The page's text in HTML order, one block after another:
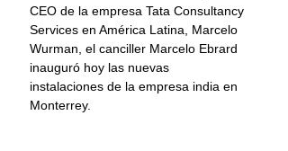
CEO de la empresa Tata Consultancy
Services en América Latina, Marcelo
Wurman, el canciller Marcelo Ebrard
inauguró hoy las nuevas
instalaciones de la empresa india en
Monterrey.